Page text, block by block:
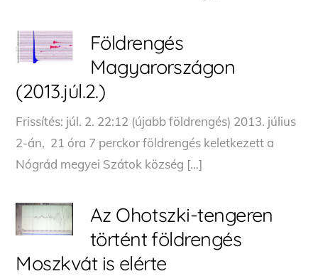
Földrengés
Magyarországon
(2013.júl.2.)
Frissítés: júl. 2. 22:12 (újabb földrengés) 2013. július
2-án, 21 óra 7 perckor földrengés keletkezett a
Nógrád megyei Szátok község […]
Az Ohotszki-tengeren
történt földrengés
Moszkvát is elérte